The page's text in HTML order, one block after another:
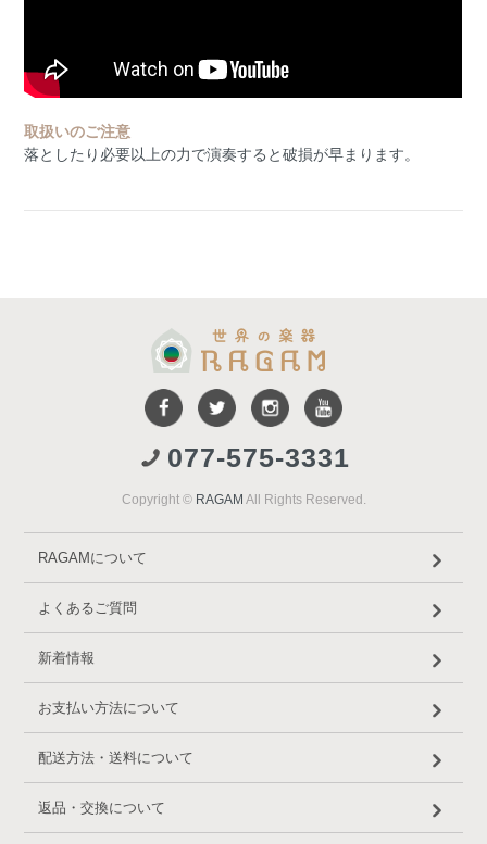
取扱いのご注意
落としたり必要以上の力で演奏すると破損が早まります。
077-575-3331
Copyright © RAGAM All Rights Reserved.
RAGAMについて
よくあるご質問
新着情報
お支払い方法について
配送方法・送料について
返品・交換について